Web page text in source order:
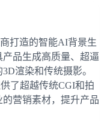
打造的智能AI背景生
品生成高质量、超逼
渲染和传统摄影。
了超越传统CGI和拍
营销素材，提升产品